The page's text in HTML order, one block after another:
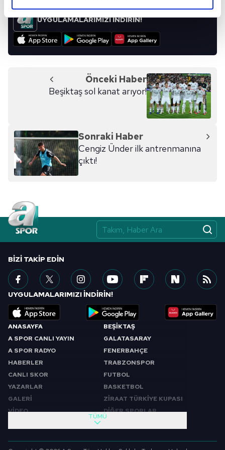
kalemimiz olduğunu sizlere hatırlatmak isteriz.
Her halükârda, kullanıcılar, bu çerezlere izin vermedikleri
Sizlere daha iyi bir hizmet sunabilmek için İnternet
Sitemizde kendimize ve üçüncü kişilere ait çerezler
kullanılmaktadır. Bu çerezler vasıtasıyla çeşitli kişisel
verileriniz işlenmekte olup gerekli olan çerezler bilgi
toplumu hizmetlerinin sunulması amacıyla
kullanılmaktadır. Diğer çerezler, sitemizin daha işlevsel
kılınması ve kişiselleştirilmesi ve sizlere yönelik
Çerezlere ilişkin tercihlerinizi aşağıda yer alan panel
vasıtasıyla belirleyebilirsiniz. Çerezlere ilişkin detaylı bilgi
için Ayarlar butonuna tıklayabilir,Çerez Bilgilendirme
Metnimizi
ziyaret edebilirsiniz.
6698 sayılı Kişisel Verilerin Korunması Kanunu uyarınca
hazırlanmış Aydınlatma Metnimizi okumak ve sitemizde
almak için lütfen
tıklayınız.
UYGULAMALARIMIZI İNDİRİN!
Önceki Haber
Beşiktaş sol kanat arıyor!
Sonraki Haber
Cengiz Ünder ilk antrenmanına
çıktı!
ANASAYFA
A SPOR CANLI YAYIN
A SPOR RADYO
HABERLER
CANLI SKOR
YAZARLAR
GALERİ
VİDEO
BEŞİKTAŞ
GALATASARAY
FENERBAHÇE
TRABZONSPOR
FUTBOL
BASKETBOL
ZİRAAT TÜRKİYE KUPASI
DİĞER SPORLAR
SABAH SPORU
FUTBOL
TÜMÜ
BIZI TAKIP EDIN
UYGULAMALARIMIZI İNDİRİN!